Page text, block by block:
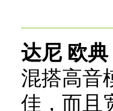
达尼 欧典
混搭高音
佳，而且